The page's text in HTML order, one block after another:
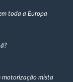
toda a Europa
motorização mista